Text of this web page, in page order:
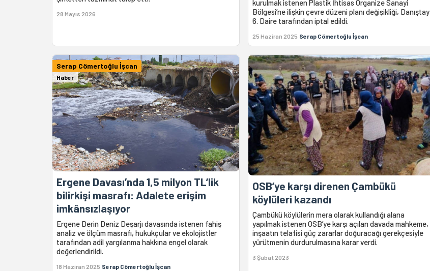
28 Mayıs 2026
kurulmak istenen Plastik İhtisas Organize Sanayi
Bölgesi’ne ilişkin çevre düzeni planı değişikliği, Danıştay
6. Daire tarafından iptal edildi.
25 Haziran 2025 Serap Cömertoğlu İşcan
Serap Cömertoğlu İşcan
Haber
Ergene Davası’nda 1,5 milyon TL’lik
bilirkişi masrafı: Adalete erişim
imkânsızlaşıyor
Ergene Derin Deniz Deşarjı davasında istenen fahiş
analiz ve ölçüm masrafı, hukukçular ve ekolojistler
tarafından adil yargılanma hakkına engel olarak
değerlendirildi.
18 Haziran 2025 Serap Cömertoğlu İşcan
OSB’ye karşı direnen Çambükü
köylüleri kazandı
Çambükü köylülerin mera olarak kullandığı alana
yapılmak istenen OSB’ye karşı açılan davada mahkeme,
inşaatın telafisi güç zararlar doğuracağı gerekçesiyle
yürütmenin durdurulmasına karar verdi.
3 Şubat 2023